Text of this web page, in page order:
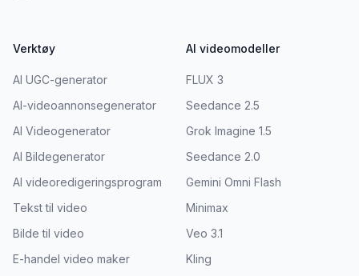
Verktøy
AI UGC-generator
AI-videoannonsegenerator
AI Videogenerator
AI Bildegenerator
AI videoredigeringsprogram
Tekst til video
Bilde til video
E-handel video maker
AI videomodeller
FLUX 3
Seedance 2.5
Grok Imagine 1.5
Seedance 2.0
Gemini Omni Flash
Minimax
Veo 3.1
Kling